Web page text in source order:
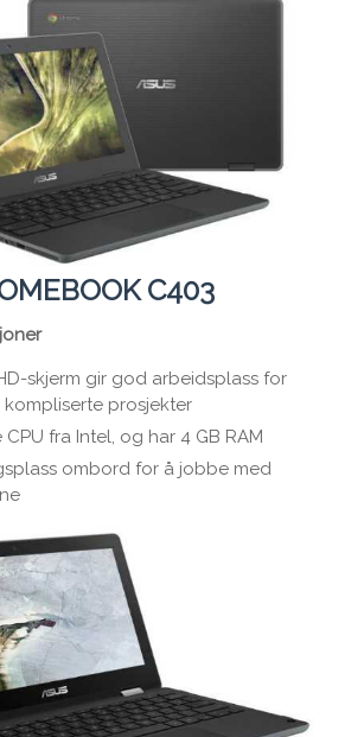
C403
skjerm gir god arbeidsplass for
prosjekter
fra Intel, og har 4 GB RAM
ombord for å jobbe med